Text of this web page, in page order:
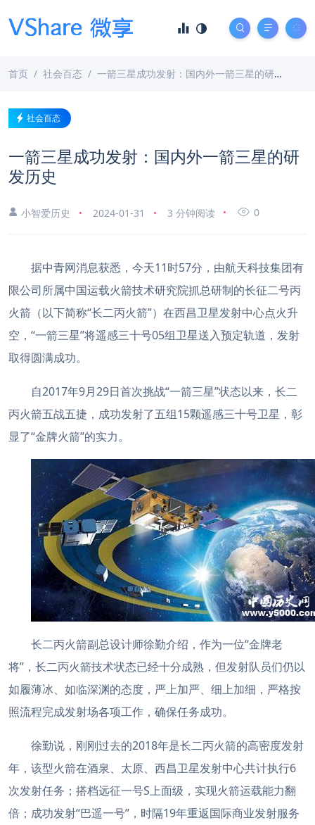
首页 社会百态 一箭三星成功发射：国内外一箭三星的研发历史
社会百态
一箭三星成功发射：国内外一箭三星的研
发历史
小智爱历史 2024-01-31 3 分钟阅读 0
据中青网消息获悉，今天11时57分，由航天科技集团有
限公司所属中国运载火箭技术研究院抓总研制的长征二号丙
火箭（以下简称“长二丙火箭”）在西昌卫星发射中心点火升
空，“一箭三星”将遥感三十号05组卫星送入预定轨道，发射
取得圆满成功。
自2017年9月29日首次挑战“一箭三星”状态以来，长二
丙火箭五战五捷，成功发射了五组15颗遥感三十号卫星，彰
显了“金牌火箭”的实力。
长二丙火箭副总设计师徐勤介绍，作为一位“金牌老
将”，长二丙火箭技术状态已经十分成熟，但发射队员们仍以
如履薄冰、如临深渊的态度，严上加严、细上加细，严格按
照流程完成发射场各项工作，确保任务成功。
徐勤说，刚刚过去的2018年是长二丙火箭的高密度发射
年，该型火箭在酒泉、太原、西昌卫星发射中心共计执行6
次发射任务；搭档远征一号S上面级，实现火箭运载能力翻
倍；成功发射“巴遥一号”，时隔19年重返国际商业发射服务